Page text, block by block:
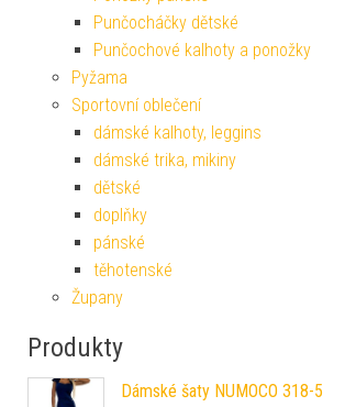
Punčocháčky dětské
Punčochové kalhoty a ponožky
Pyžama
Sportovní oblečení
dámské kalhoty, leggins
dámské trika, mikiny
dětské
doplňky
pánské
těhotenské
Župany
Produkty
Dámské šaty NUMOCO 318-5